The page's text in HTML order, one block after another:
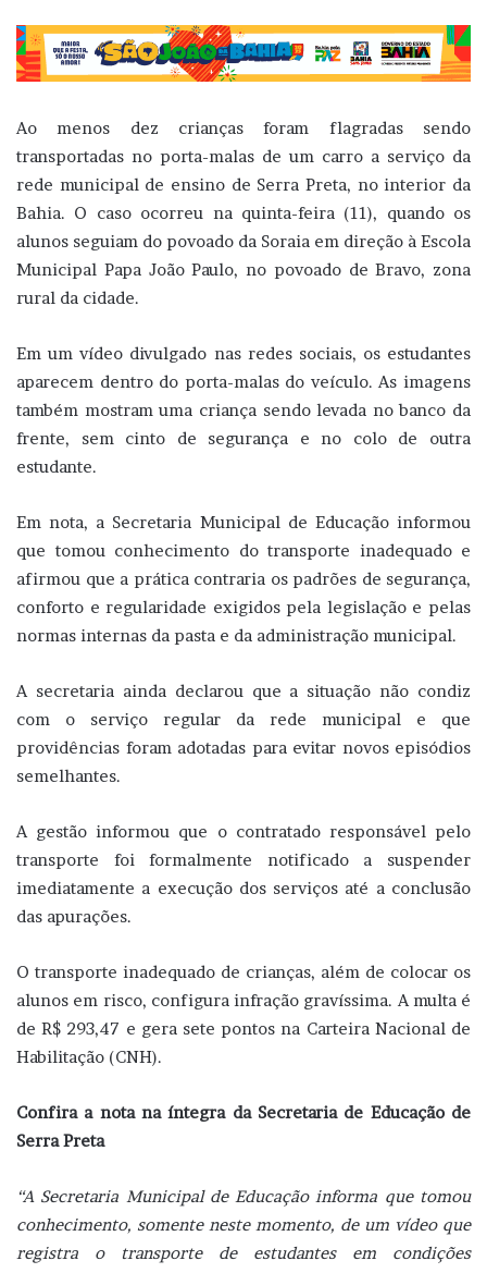
Ao menos dez crianças foram flagradas sendo
transportadas no porta-malas de um carro a serviço da
rede municipal de ensino de Serra Preta, no interior da
Bahia. O caso ocorreu na quinta-feira (11), quando os
alunos seguiam do povoado da Soraia em direção à Escola
Municipal Papa João Paulo, no povoado de Bravo, zona
rural da cidade.
Em um vídeo divulgado nas redes sociais, os estudantes
aparecem dentro do porta-malas do veículo. As imagens
também mostram uma criança sendo levada no banco da
frente, sem cinto de segurança e no colo de outra
estudante.
Em nota, a Secretaria Municipal de Educação informou
que tomou conhecimento do transporte inadequado e
afirmou que a prática contraria os padrões de segurança,
conforto e regularidade exigidos pela legislação e pelas
normas internas da pasta e da administração municipal.
A secretaria ainda declarou que a situação não condiz
com o serviço regular da rede municipal e que
providências foram adotadas para evitar novos episódios
semelhantes.
A gestão informou que o contratado responsável pelo
transporte foi formalmente notificado a suspender
imediatamente a execução dos serviços até a conclusão
das apurações.
O transporte inadequado de crianças, além de colocar os
alunos em risco, configura infração gravíssima. A multa é
de R$ 293,47 e gera sete pontos na Carteira Nacional de
Habilitação (CNH).
Confira a nota na íntegra da Secretaria de Educação de
Serra Preta
“A Secretaria Municipal de Educação informa que tomou
conhecimento, somente neste momento, de um vídeo que
registra o transporte de estudantes em condições